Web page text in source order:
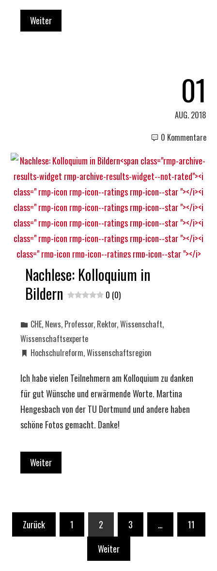
Weiter
01
AUG. 2018
0 Kommentare
Nachlese: Kolloquium in
Bildern
0 (0)
CHE, News, Professor, Rektor,Wissenschaft,
Wissenschaftsexperte
Hochschulreform,Wissenschaftsregion
Ich habe vielen Teilnehmern am Kolloquium zu danken
für gut Wünsche und erwärmende Worte. Martina
Hengesbach von der TU Dortmund und andere haben
schöne Fotos gemacht. Danke!
Weiter
Seitennummerierung
der
Zurück 1 2 3 …
11
Weiter